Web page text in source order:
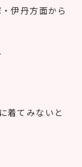
伊丹方面から
着てみないと